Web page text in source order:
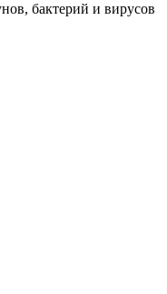
бактерий и вирусов